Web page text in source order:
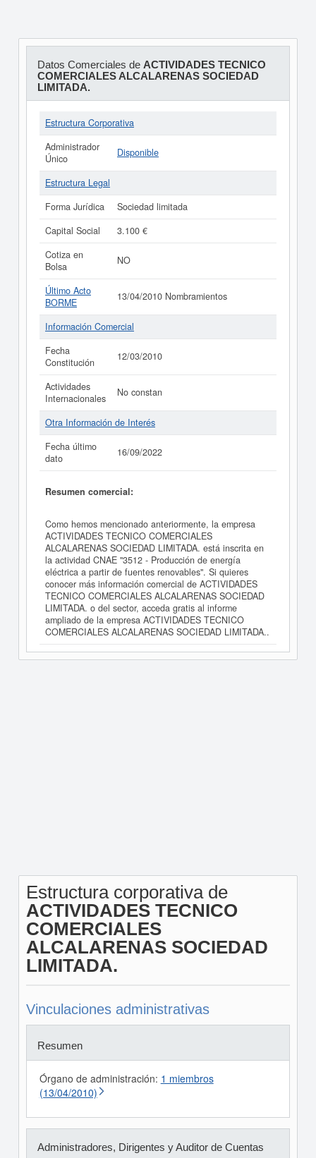
Datos Comerciales de ACTIVIDADES TECNICO
COMERCIALES ALCALARENAS SOCIEDAD
LIMITADA.
Estructura Corporativa
Administrador
Único
Disponible
Estructura Legal
Forma Jurídica
Sociedad limitada
Capital Social
3.100 €
Cotiza en
Bolsa
NO
Último Acto
BORME
13/04/2010 Nombramientos
Información Comercial
Fecha
Constitución
12/03/2010
Actividades
Internacionales
No constan
Otra Información de Interés
Fecha último
dato
16/09/2022
Resumen comercial:
Como hemos mencionado anteriormente, la empresa
ACTIVIDADES TECNICO COMERCIALES
ALCALARENAS SOCIEDAD LIMITADA. está inscrita en
la actividad CNAE "3512 - Producción de energía
eléctrica a partir de fuentes renovables". Si quieres
conocer más información comercial de ACTIVIDADES
TECNICO COMERCIALES ALCALARENAS SOCIEDAD
LIMITADA. o del sector, acceda gratis al informe
ampliado de la empresa ACTIVIDADES TECNICO
COMERCIALES ALCALARENAS SOCIEDAD LIMITADA..
Estructura corporativa de
ACTIVIDADES TECNICO
COMERCIALES
ALCALARENAS SOCIEDAD
LIMITADA.
Vinculaciones administrativas
Resumen
Órgano de administración: 1 miembros
(13/04/2010)
Administradores, Dirigentes y Auditor de Cuentas